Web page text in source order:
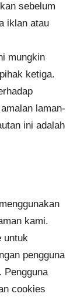
sebelum
iklan atau
mungkin
ketiga.
laman-
ini adalah
kami.
untuk
pengguna
Pengguna
cookies